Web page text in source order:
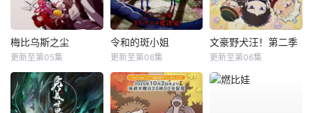
梅比乌斯之尘
更新至第05集
令和的斑小姐
更新至第06集
文豪野犬汪！第二季
更新至第06集